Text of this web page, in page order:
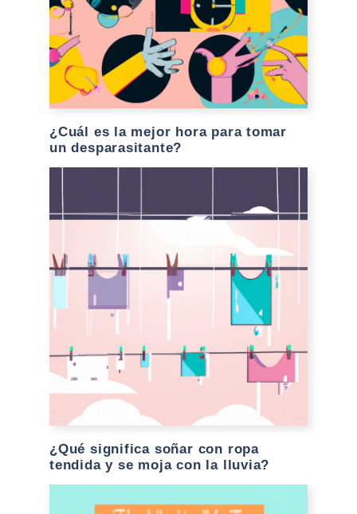
¿Cuál es la mejor hora para tomar
un desparasitante?
¿Qué significa soñar con ropa
tendida y se moja con la lluvia?